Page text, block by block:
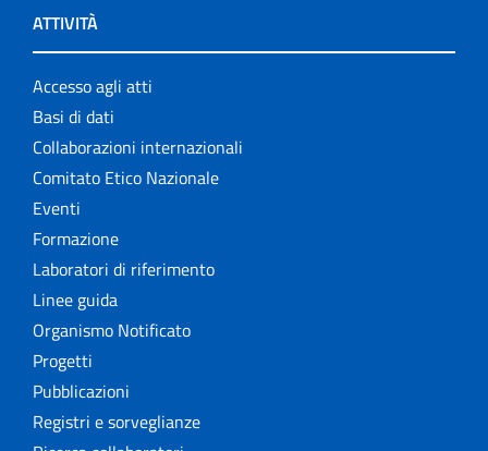
ATTIVITÀ
Accesso agli atti
Basi di dati
Collaborazioni internazionali
Comitato Etico Nazionale
Eventi
Formazione
Laboratori di riferimento
Linee guida
Organismo Notificato
Progetti
Pubblicazioni
Registri e sorveglianze